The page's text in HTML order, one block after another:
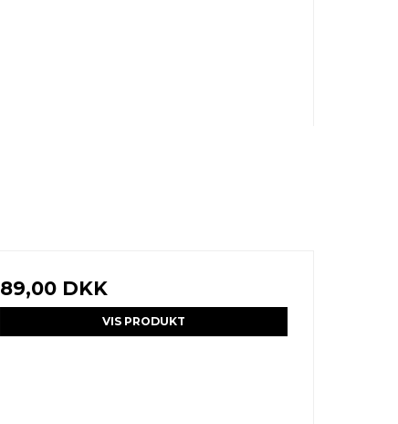
89,00 DKK
VIS PRODUKT